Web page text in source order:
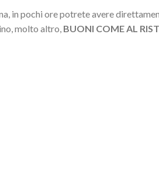
in pochi ore potrete avere
molto altro, BUONI COME AL